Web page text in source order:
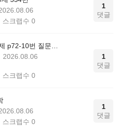
스크랩수 0
1
댓글
2026.08.06
스크랩수 0
1
댓글
스크랩수 0
1
댓글